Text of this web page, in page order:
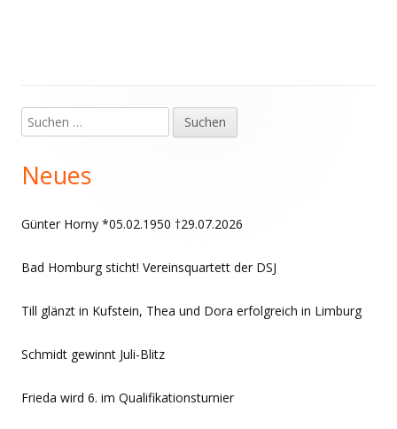
Haupt-
Seitenleiste
Suchen
nach:
Neues
Günter Horny *05.02.1950 †29.07.2026
Bad Homburg sticht! Vereinsquartett der DSJ
Till glänzt in Kufstein, Thea und Dora erfolgreich in Limburg
Schmidt gewinnt Juli-Blitz
Frieda wird 6. im Qualifikationsturnier